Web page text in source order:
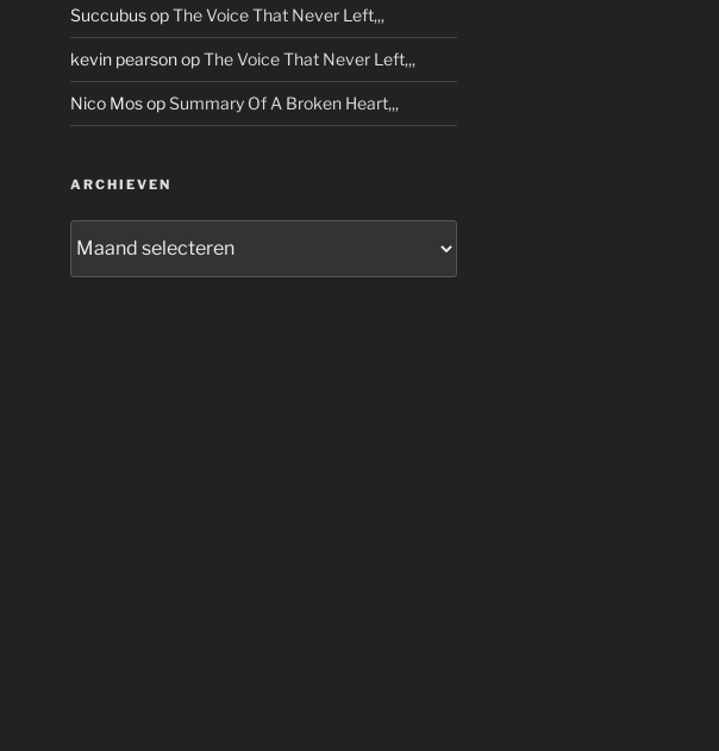
SuccubusopThe Voice That Never Left,,,
kevin pearsonopThe Voice That Never Left,,,
Nico MosopSummary Of A Broken Heart,,,
ARCHIEVEN